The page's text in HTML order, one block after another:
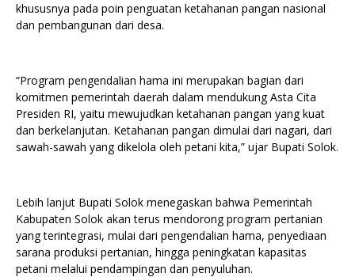
khususnya pada poin penguatan ketahanan pangan nasional
dan pembangunan dari desa.
“Program pengendalian hama ini merupakan bagian dari
komitmen pemerintah daerah dalam mendukung Asta Cita
Presiden RI, yaitu mewujudkan ketahanan pangan yang kuat
dan berkelanjutan. Ketahanan pangan dimulai dari nagari, dari
sawah-sawah yang dikelola oleh petani kita,” ujar Bupati Solok.
Lebih lanjut Bupati Solok menegaskan bahwa Pemerintah
Kabupaten Solok akan terus mendorong program pertanian
yang terintegrasi, mulai dari pengendalian hama, penyediaan
sarana produksi pertanian, hingga peningkatan kapasitas
petani melalui pendampingan dan penyuluhan.